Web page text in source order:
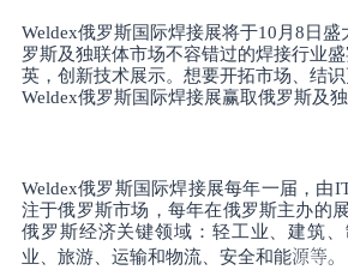
Weldex俄罗斯国际焊接展将于10月8日
罗斯及独联体市场不容错过的焊接行业
英，创新技术展示。想要开拓市场、结
Weldex俄罗斯国际焊接展赢取俄罗斯及
Weldex俄罗斯国际焊接展每年一届，由
注于俄罗斯市场，每年在俄罗斯主办的
俄罗斯经济关键领域：轻工业、建筑
业、旅游、运输和物流、安全和能源等。